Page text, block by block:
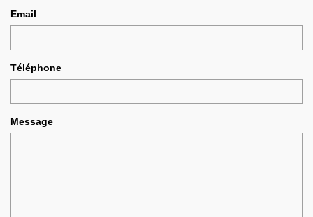
Email
Téléphone
Message